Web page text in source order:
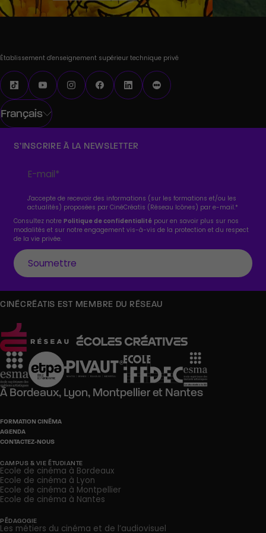
Établissement d'enseignement supérieur technique privé
Français
S’INSCRIRE À LA NEWSLETTER
J'accepte de recevoir des informations (sur les formations et/ou les
actualités) proposées par CinéCréatis (Réseau Icônes) par e-mail.*
Consultez notrePolitique de confidentialité pour en savoir plus sur nos
modalités et sur notre engagement vis-à-vis de la protection et du respect
de la vie privée.
CINÉCRÉATIS EST MEMBRE DU RÉSEAU
À Bordeaux, Lyon, Montpellieret Nantes
FORMATION CINÉMA
AGENDA
CONTACTEZ-NOUS
CAMPUS & VIE ÉTUDIANTE
Ecole de cinéma à Bordeaux
Ecole de cinéma à Lyon
Ecole de cinéma à Montpellier
Ecole de cinéma à Nantes
PÉDAGOGIE
Les métiers du cinéma et de l’audiovisuel